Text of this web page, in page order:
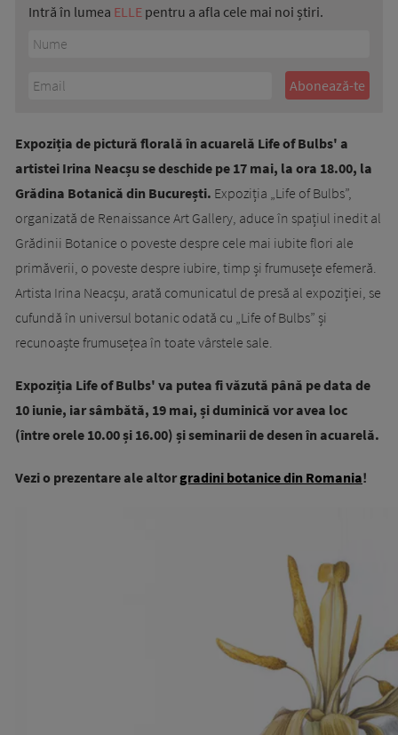
Intră în lumea ELLE pentru a afla cele mai noi știri.
Expoziția de pictură florală în acuarelă Life of Bulbs' a
artistei Irina Neacșu se deschide pe 17 mai, la ora 18.00, la
Grădina Botanică din București. Expoziția „Life of Bulbs”,
organizată de Renaissance Art Gallery, aduce în spațiul inedit al
Grădinii Botanice o poveste despre cele mai iubite flori ale
primăverii, o poveste despre iubire, timp și frumusețe efemeră.
Artista Irina Neacșu, arată comunicatul de presă al expoziției, se
cufundă în universul botanic odată cu „Life of Bulbs” și
recunoaște frumusețea în toate vârstele sale.
Expoziția Life of Bulbs' va putea fi văzută până pe data de
10 iunie, iar sâmbătă, 19 mai, și duminică vor avea loc
(între orele 10.00 și 16.00) și seminarii de desen în acuarelă.
Vezi o prezentare ale altorgradini botanice din Romania!